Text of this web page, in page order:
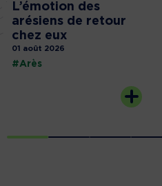
L’émotion des
arésiens de retour
chez eux
01 août 2026
#Arès